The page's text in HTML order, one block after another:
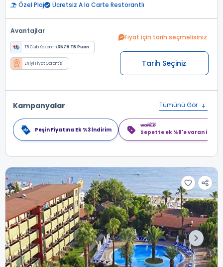
Özel Plaj
Ücretsiz A la Carte Restorantlı
Avantajlar
TB Club Kazancın3579 TB Puan
En İyi Fiyat Garantisi
Fiyat için tarih seçmelisiniz
Tarih Seçiniz
Kampanyalar Tümünü Gör
Peşin Fiyatına Ek %3 İndirim Sepette ek %8'e varan